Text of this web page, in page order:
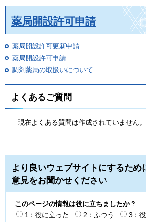
薬局開設許可申請
薬局開設許可更新申請
薬局開設許可申請
調剤薬局の取扱いについて
よくあるご質問
現在よくある質問は作成されていません。
より良いウェブサイトにするため
意見をお聞かせください
このページの情報は役に立ちましたか？
1：役に立った
2：ふつう
3：